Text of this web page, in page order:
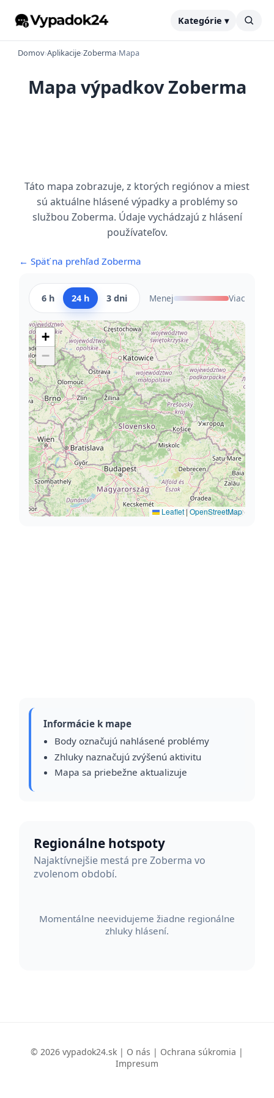
Kategórie ▾
Domov›Aplikacije›Zoberma›Mapa
Mapa výpadkov Zoberma
Táto mapa zobrazuje, z ktorých regiónov a miest
sú aktuálne hlásené výpadky a problémy so
službou Zoberma. Údaje vychádzajú z hlásení
používateľov.
← Späť na prehľad Zoberma
6 h 24 h 3 dni Menej Viac
+
−
Leaflet | OpenStreetMap
Informácie k mape
Body označujú nahlásené problémy
Zhluky naznačujú zvýšenú aktivitu
Mapa sa priebežne aktualizuje
Regionálne hotspoty
Najaktívnejšie mestá pre Zoberma vo
zvolenom období.
Momentálne neevidujeme žiadne regionálne
zhluky hlásení.
© 2026 vypadok24.sk | O nás | Ochrana súkromia |
Impresum